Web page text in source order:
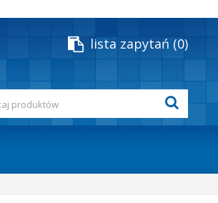
lista zapytań 0